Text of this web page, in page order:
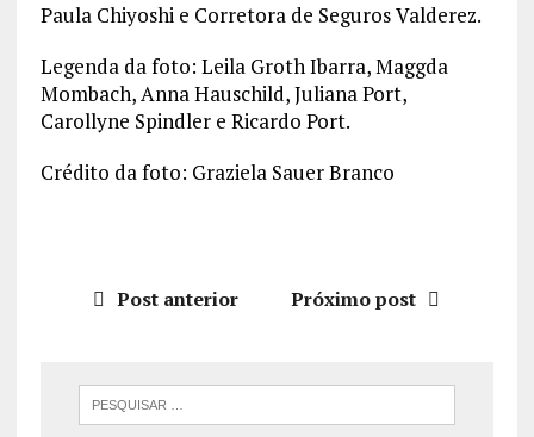
Paula Chiyoshi e Corretora de Seguros Valderez.
Legenda da foto: Leila Groth Ibarra, Maggda
Mombach, Anna Hauschild, Juliana Port,
Carollyne Spindler e Ricardo Port.
Crédito da foto: Graziela Sauer Branco
Post anterior Próximo post